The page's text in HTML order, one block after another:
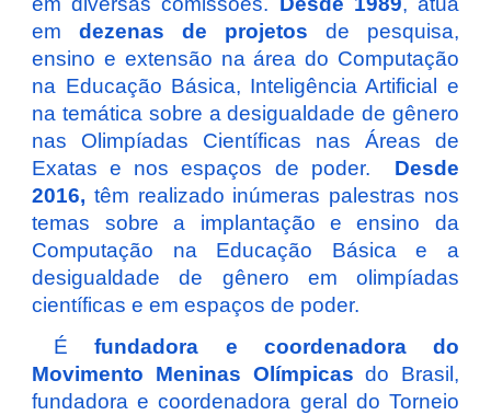
emdezenas de projetos de pesquisa,
ensino e extensão na área do Computação
na Educação Básica, Inteligência Artificial e
na temática sobre a desigualdade de gênero
nas Olimpíadas Científicas nas Áreas de
Exatas e nos espaços de poder. Desde
2016, têm realizado inúmeras palestras nos
temas sobre a implantação e ensino da
Computação na Educação Básica e a
desigualdade de gênero em olimpíadas
científicas e em espaços de poder.
Éfundadora e coordenadora do
Movimento Meninas Olímpicas do Brasil,
fundadora e coordenadora geral do Torneio